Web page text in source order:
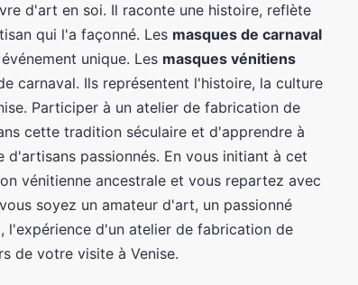
d'art en soi. Il raconte une histoire, reflète
qui l'a façonné. Les masques de carnaval
unique. Les masques vénitiens
carnaval. Ils représentent l'histoire, la culture
Participer à un atelier de fabrication de
cette tradition séculaire et d'apprendre à
passionnés. En vous initiant à cet
vénitienne ancestrale et vous repartez avec
soyez un amateur d'art, un passionné
l'expérience d'un atelier de fabrication de
de votre visite à Venise.